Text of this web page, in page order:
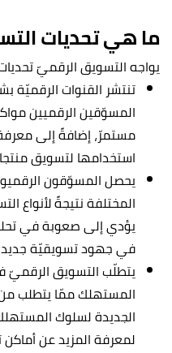
ما هي تحديات
يواجه التسويق الرقميّ
تنتشر القنوات
المسوّقين الرقميين
مستمرّ، إضافةً إلى
استخدامها لتسويق
يحصل المسوّقون
المختلفة نتيجةً لأنواع
يؤدي إلى صعوبة في
في جهود تسويقيّة
يتطلّب التسويق
المستهلك ممّا يتطلب من
الجديدة لسلوك
لمعرفة المزيد عن